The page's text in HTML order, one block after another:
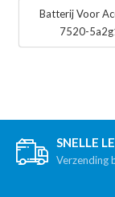
Batterij Voor
7520-
SNELLE
Verzending